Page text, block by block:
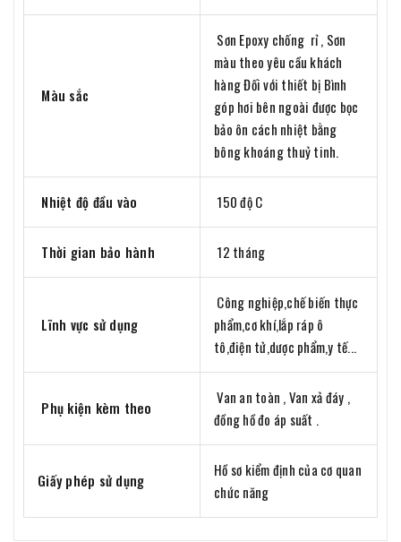
Màu sắc
Sơn Epoxy chống rỉ , Sơn
màu theo yêu cầu khách
hàng Đối với thiết bị Bình
góp hơi bên ngoài được bọc
bảo ôn cách nhiệt bằng
bông khoáng thuỷ tinh.
Nhiệt độ đầu vào 150 độ C
Thời gian bảo hành 12 tháng
Lĩnh vực sử dụng
Công nghiệp,chế biến thực
phẩm,cơ khí,lắp ráp ô
tô,điện tử,dược phẩm,y tế...
Phụ kiện kèm theo
Van an toàn , Van xả đáy ,
đồng hồ đo áp suất .
Giấy phép sử dụng
Hồ sơ kiểm định của cơ quan
chức năng